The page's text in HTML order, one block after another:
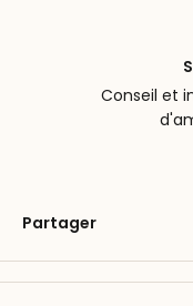
Conseil et
Partager